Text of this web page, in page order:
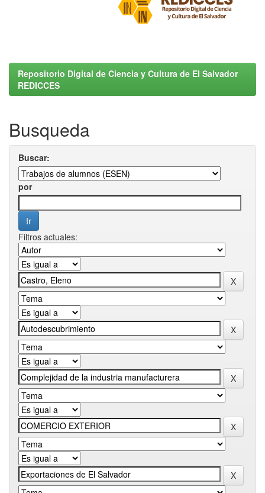
Repositorio Digital de Ciencia y Cultura de El Salvador
REDICCES
Busqueda
Buscar:
por
Filtros actuales: